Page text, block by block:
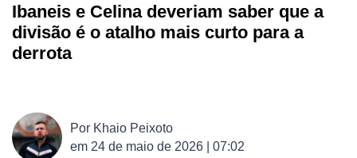
Ibaneis e Celina deveriam saber que a
divisão é o atalho mais curto para a
derrota
Por Khaio Peixoto
em 24 de maio de 2026 | 07:02